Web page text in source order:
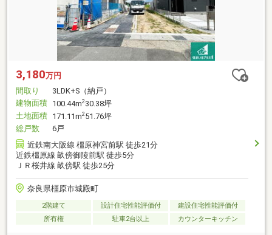
3,180万円
間取り
3LDK+S（納戸）
建物面積 100.44m2 30.38坪
土地面積 171.11m2 51.76坪
総戸数
6戸
近鉄南大阪線 橿原神宮前駅 徒歩21分
近鉄橿原線 畝傍御陵前駅 徒歩5分
ＪＲ桜井線 畝傍駅 徒歩25分
奈良県橿原市城殿町
2階建て 設計住宅性能評価付
建設住宅性能評価付
所有権
駐車2台以上 カウンターキッチン